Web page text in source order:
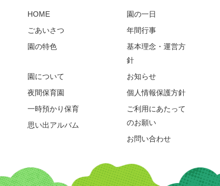
HOME
ごあいさつ
園の特色
園の一日
年間行事
基本理念・運営方
針
園について
夜間保育園
一時預かり保育
思い出アルバム
お知らせ
個人情報保護方針
ご利用にあたって
のお願い
お問い合わせ